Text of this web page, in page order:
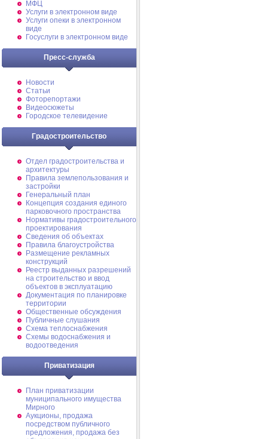
МФЦ
Услуги в электронном виде
Услуги опеки в электронном
виде
Госуслуги в электронном виде
Пресс-служба
Новости
Статьи
Фоторепортажи
Видеосюжеты
Городское телевидение
Градостроительство
Отдел градостроительства и
архитектуры
Правила землепользования и
застройки
Генеральный план
Концепция создания единого
парковочного пространства
Нормативы градостроительного
проектирования
Сведения об объектах
Правила благоустройства
Размещение рекламных
конструкций
Реестр выданных разрешений
на строительство и ввод
объектов в эксплуатацию
Документация по планировке
территории
Общественные обсуждения
Публичные слушания
Схема теплоснабжения
Схемы водоснабжения и
водоотведения
Приватизация
План приватизации
муниципального имущества
Мирного
Аукционы, продажа
посредством публичного
предложения, продажа без